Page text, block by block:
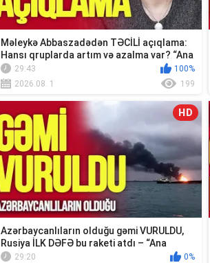
Məleykə Abbaszadədən TƏCİLİ açıqlama:
Hansı qruplarda artım və azalma var? “Ana
Xə...29:43
100%
2026.08. 1
199
HD
Azərbaycanlıların olduğu gəmi VURULDU,
Rusiya İLK DƏFƏ bu raketi atdı – “Ana
Xəbər”
29:20
0%